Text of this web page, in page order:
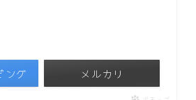
ング メルカリ